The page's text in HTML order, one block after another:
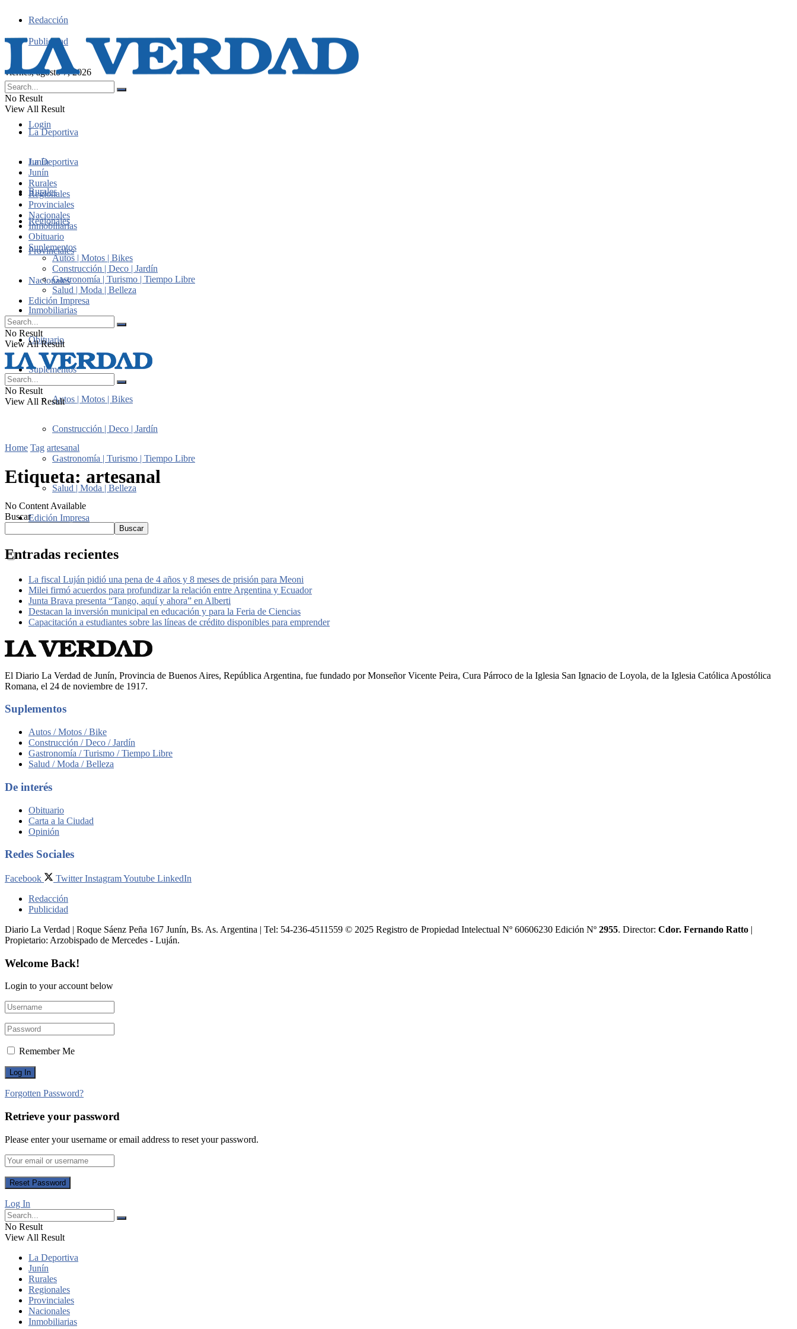
Redacción
Publicidad
viernes, agosto 7, 2026
Login
No Result
View All Result
La Deportiva
Junín
Rurales
Regionales
Provinciales
Nacionales
Inmobiliarias
Obituario
Suplementos
Autos | Motos | Bikes
Construcción | Deco | Jardín
Gastronomía | Turismo | Tiempo Libre
Salud | Moda | Belleza
Edición Impresa
La Deportiva
Junín
Rurales
Regionales
Provinciales
Nacionales
Inmobiliarias
Obituario
Suplementos
Autos | Motos | Bikes
Construcción | Deco | Jardín
Gastronomía | Turismo | Tiempo Libre
Salud | Moda | Belleza
Edición Impresa
No Result
View All Result
No Result
View All Result
Home Tag artesanal
Etiqueta: artesanal
No Content Available
Buscar
Buscar
Entradas recientes
La fiscal Luján pidió una pena de 4 años y 8 meses de prisión para Meoni
Milei firmó acuerdos para profundizar la relación entre Argentina y Ecuador
Junta Brava presenta “Tango, aquí y ahora” en Alberti
Destacan la inversión municipal en educación y para la Feria de Ciencias
Capacitación a estudiantes sobre las líneas de crédito disponibles para emprender
El Diario La Verdad de Junín, Provincia de Buenos Aires, República Argentina, fue fundado por Monseñor Vicente Peira, Cura Párroco de la Iglesia San Ignacio de Loyola, de la Iglesia Católica Apostólica
Romana, el 24 de noviembre de 1917.
Suplementos
Autos / Motos / Bike
Construcción / Deco / Jardín
Gastronomía / Turismo / Tiempo Libre
Salud / Moda / Belleza
De interés
Obituario
Carta a la Ciudad
Opinión
Redes Sociales
Facebook Twitter InstagramYoutube LinkedIn
Redacción
Publicidad
Diario La Verdad | Roque Sáenz Peña 167 Junín, Bs. As. Argentina | Tel: 54-236-4511559 © 2025 Registro de Propiedad Intelectual Nº 60606230 Edición Nº 2955. Director:​ Cdor. Fernando Ratto |
Propietario:​ Arzobispado de Mercedes - Luján.
Welcome Back!
Login to your account below
Remember Me
Forgotten Password?
Retrieve your password
Please enter your username or email address to reset your password.
Log In
No Result
View All Result
La Deportiva
Junín
Rurales
Regionales
Provinciales
Nacionales
Inmobiliarias